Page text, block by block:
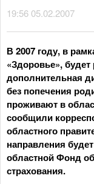
19:56 05.02.2007
В 2007 году, в
«Здоровье»,
дополнительная
без попечения
проживают в
сообщили
областного
направления
областной Фонд
страхования.